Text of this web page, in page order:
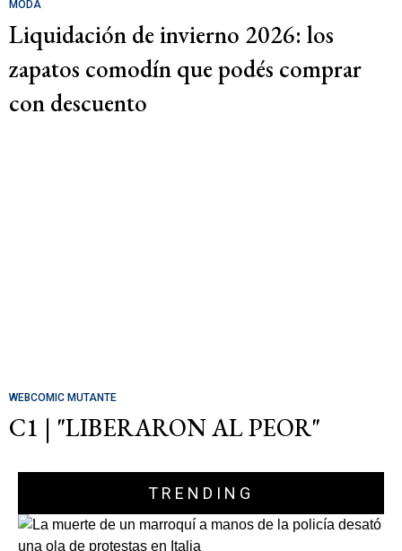
MODA
Liquidación de invierno 2026: los
zapatos comodín que podés comprar
con descuento
WEBCOMIC MUTANTE
C1 | "LIBERARON AL PEOR"
TRENDING